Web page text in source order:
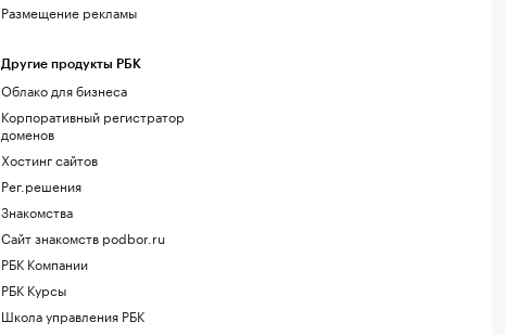
Размещение рекламы
Другие продукты РБК
Облако для бизнеса
Корпоративный регистратор
доменов
Хостинг сайтов
Рег.решения
Знакомства
Сайт знакомств podbor.ru
РБК Компании
РБК Курсы
Школа управления РБК